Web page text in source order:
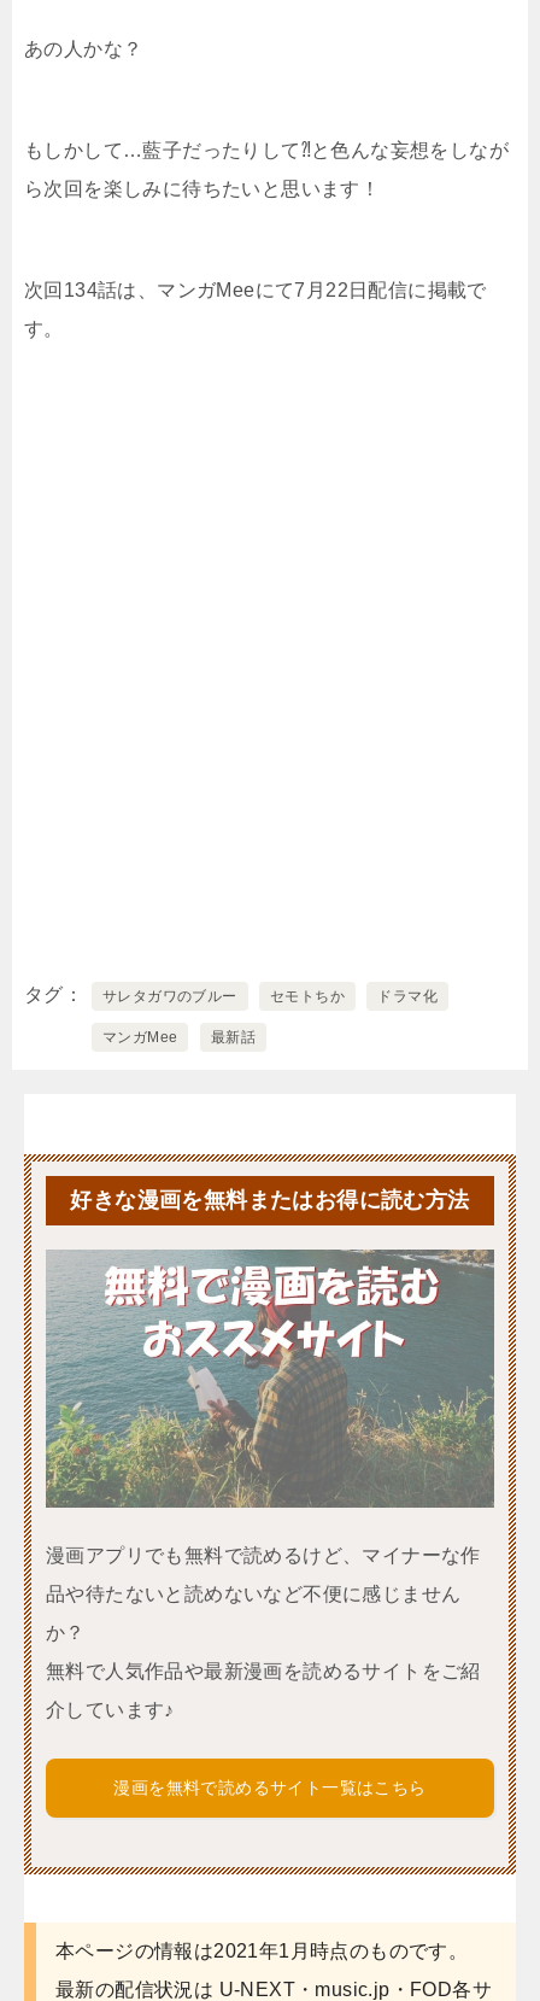
あの人かな？
もしかして…藍子だったりして⁈と色んな妄想をしなが
ら次回を楽しみに待ちたいと思います！
次回134話は、マンガMeeにて7月22日配信に掲載で
す。
タグ サレタガワのブルー セモトちか ドラマ化
マンガMee 最新話
好きな漫画を無料またはお得に読む方法
漫画アプリでも無料で読めるけど、マイナーな作
品や待たないと読めないなど不便に感じません
か？
無料で人気作品や最新漫画を読めるサイトをご紹
介しています♪
漫画を無料で読めるサイト一覧はこちら
本ページの情報は2021年1月時点のものです。
最新の配信状況は U-NEXT・music.jp・FOD各サ